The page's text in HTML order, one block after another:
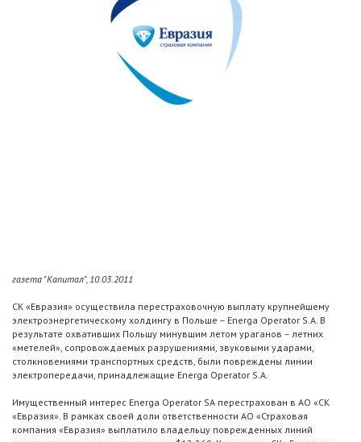
газета "Капитал", 10.03.2011
СК «Евразия» осуществила перестраховочную выплату крупнейшему
электроэнергетическому холдингу в Польше – Energa Operator S.A. В
результате охвативших Польшу минувшим летом ураганов – летних
«метелей», сопровождаемых разрушениями, звуковыми ударами,
столкновениями транспортных средств, были повреждены линии
электропередачи, принадлежащие Energa Operator S.A.
Имущественный интерес Energa Operator SA перестрахован в АО «СК
«Евразия». В рамках своей доли ответственности АО «Страховая
компания «Евразия» выплатило владельцу поврежденных линий